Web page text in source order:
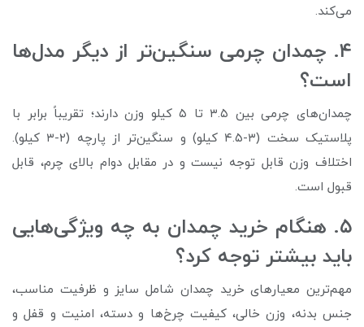
می‌کند.
۴. چمدان چرمی سنگین‌تر از دیگر مدل‌ها
است؟
چمدان‌های چرمی بین ۳.۵ تا ۵ کیلو وزن دارند؛ تقریباً برابر با
پلاستیک سخت (۳-۴.۵ کیلو) و سنگین‌تر از پارچه (۲-۳ کیلو).
اختلاف وزن قابل توجه نیست و در مقابل دوام بالای چرم، قابل
قبول است.
۵. هنگام خرید چمدان به چه ویژگی‌هایی
باید بیشتر توجه کرد؟
مهم‌ترین معیارهای خرید چمدان شامل سایز و ظرفیت مناسب،
جنس بدنه، وزن خالی، کیفیت چرخ‌ها و دسته، امنیت و قفل و